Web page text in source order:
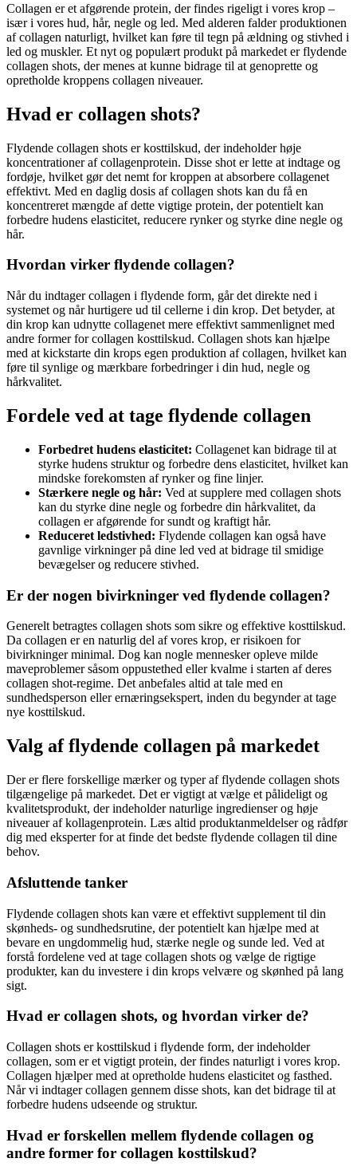
Collagen er et afgørende protein, der findes rigeligt i vores krop –
især i vores hud, hår, negle og led. Med alderen falder produktionen
af collagen naturligt, hvilket kan føre til tegn på ældning og stivhed i
led og muskler. Et nyt og populært produkt på markedet er flydende
collagen shots, der menes at kunne bidrage til at genoprette og
opretholde kroppens collagen niveauer.
Hvad er collagen shots?
Flydende collagen shots er kosttilskud, der indeholder høje
koncentrationer af collagenprotein. Disse shot er lette at indtage og
fordøje, hvilket gør det nemt for kroppen at absorbere collagenet
effektivt. Med en daglig dosis af collagen shots kan du få en
koncentreret mængde af dette vigtige protein, der potentielt kan
forbedre hudens elasticitet, reducere rynker og styrke dine negle og
hår.
Hvordan virker flydende collagen?
Når du indtager collagen i flydende form, går det direkte ned i
systemet og når hurtigere ud til cellerne i din krop. Det betyder, at
din krop kan udnytte collagenet mere effektivt sammenlignet med
andre former for collagen kosttilskud. Collagen shots kan hjælpe
med at kickstarte din krops egen produktion af collagen, hvilket kan
føre til synlige og mærkbare forbedringer i din hud, negle og
hårkvalitet.
Fordele ved at tage flydende collagen
Forbedret hudens elasticitet: Collagenet kan bidrage til at
styrke hudens struktur og forbedre dens elasticitet, hvilket kan
mindske forekomsten af rynker og fine linjer.
Stærkere negle og hår: Ved at supplere med collagen shots
kan du styrke dine negle og forbedre din hårkvalitet, da
collagen er afgørende for sundt og kraftigt hår.
Reduceret ledstivhed: Flydende collagen kan også have
gavnlige virkninger på dine led ved at bidrage til smidige
bevægelser og reducere stivhed.
Er der nogen bivirkninger ved flydende collagen?
Generelt betragtes collagen shots som sikre og effektive kosttilskud.
Da collagen er en naturlig del af vores krop, er risikoen for
bivirkninger minimal. Dog kan nogle mennesker opleve milde
maveproblemer såsom oppustethed eller kvalme i starten af deres
collagen shot-regime. Det anbefales altid at tale med en
sundhedsperson eller ernæringsekspert, inden du begynder at tage
nye kosttilskud.
Valg af flydende collagen på markedet
Der er flere forskellige mærker og typer af flydende collagen shots
tilgængelige på markedet. Det er vigtigt at vælge et pålideligt og
kvalitetsprodukt, der indeholder naturlige ingredienser og høje
niveauer af kollagenprotein. Læs altid produktanmeldelser og rådfør
dig med eksperter for at finde det bedste flydende collagen til dine
behov.
Afsluttende tanker
Flydende collagen shots kan være et effektivt supplement til din
skønheds- og sundhedsrutine, der potentielt kan hjælpe med at
bevare en ungdommelig hud, stærke negle og sunde led. Ved at
forstå fordelene ved at tage collagen shots og vælge de rigtige
produkter, kan du investere i din krops velvære og skønhed på lang
sigt.
Hvad er collagen shots, og hvordan virker de?
Collagen shots er kosttilskud i flydende form, der indeholder
collagen, som er et vigtigt protein, der findes naturligt i vores krop.
Collagen hjælper med at opretholde hudens elasticitet og fasthed.
Når vi indtager collagen gennem disse shots, kan det bidrage til at
forbedre hudens udseende og struktur.
Hvad er forskellen mellem flydende collagen og
andre former for collagen kosttilskud?